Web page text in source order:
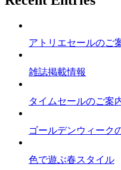
アトリエセールのご
雑誌掲載情報
タイムセールのご案
ゴールデンウィーク
色で遊ぶ春スタイル